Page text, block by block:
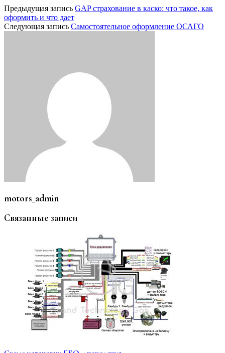
Предыдущая запись GAP страхование в каско: что такое, как
оформить и что дает
Следующая запись Самостоятельное оформление ОСАГО
motors_admin
Связанные записи